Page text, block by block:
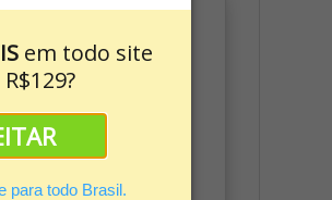
em todo site
para todo Brasil.